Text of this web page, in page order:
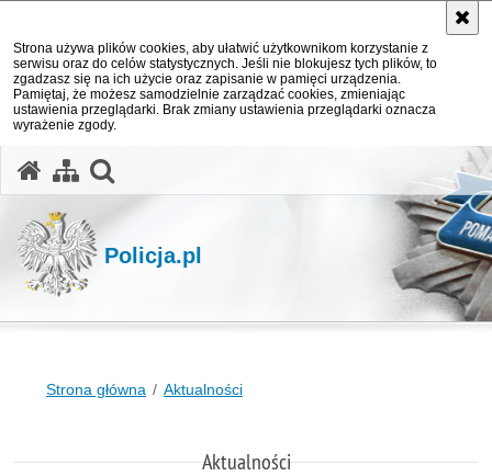
Strona używa plików cookies, aby ułatwić użytkownikom korzystanie z
serwisu oraz do celów statystycznych. Jeśli nie blokujesz tych plików, to
zgadzasz się na ich użycie oraz zapisanie w pamięci urządzenia.
Pamiętaj, że możesz samodzielnie zarządzać cookies, zmieniając
ustawienia przeglądarki. Brak zmiany ustawienia przeglądarki oznacza
wyrażenie zgody.
Policja.pl
Strona główna Aktualności
Aktualności